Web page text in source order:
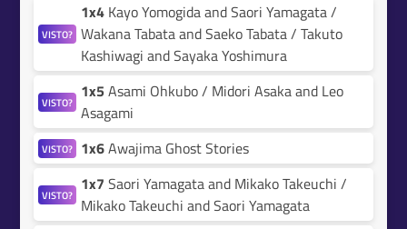
VISTO?
1x4 Kayo Yomogida and Saori Yamagata /
Wakana Tabata and Saeko Tabata / Takuto
Kashiwagi and Sayaka Yoshimura
VISTO? 1x5 Asami Ohkubo / Midori Asaka and Leo
Asagami
VISTO? 1x6Awajima Ghost Stories
VISTO? 1x7 Saori Yamagata and Mikako Takeuchi /
Mikako Takeuchi and Saori Yamagata